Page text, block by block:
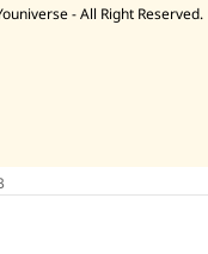
- All Right Reserved.